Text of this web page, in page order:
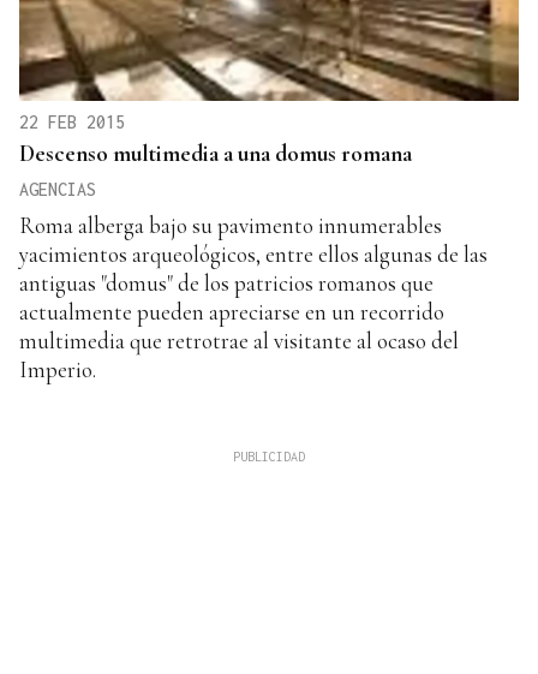
22 FEB 2015
Descenso multimedia a una domus romana
AGENCIAS
Roma alberga bajo su pavimento innumerables
yacimientos arqueológicos, entre ellos algunas de las
antiguas "domus" de los patricios romanos que
actualmente pueden apreciarse en un recorrido
multimedia que retrotrae al visitante al ocaso del
Imperio.